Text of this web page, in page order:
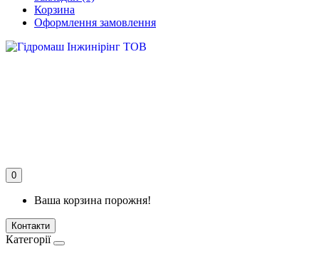
Корзина
Оформлення замовлення
0
Ваша корзина порожня!
Контакти
Категорії